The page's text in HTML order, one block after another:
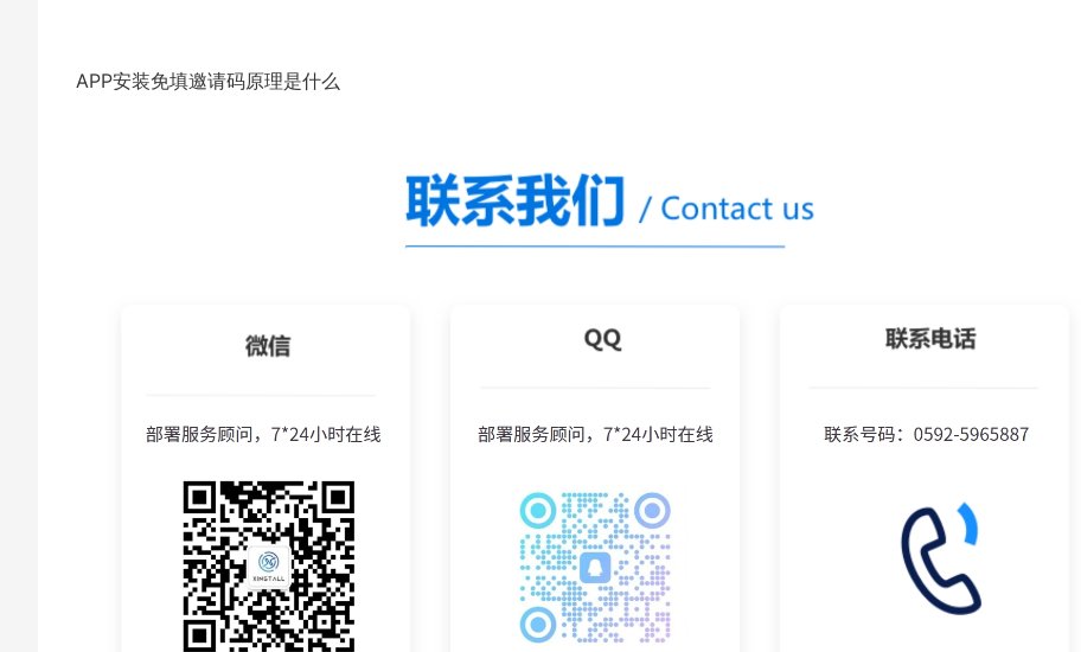
APP安装免填邀请码原理是什么